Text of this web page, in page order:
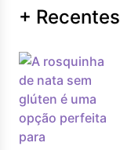
+ Recentes